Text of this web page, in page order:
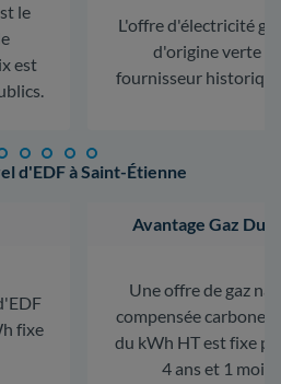
le
est
L'offre d'électricité
d'origine verte
fournisseur
d'EDF à Saint-Étienne
fixe
Avantage Gaz
Une offre de gaz
compensée carbone.
du kWh HT est fixe
4 ans et 1 mois.